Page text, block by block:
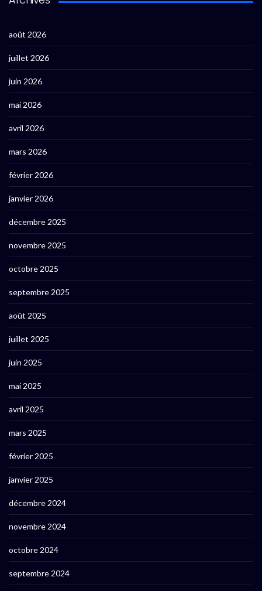
août 2026
juillet 2026
juin 2026
mai 2026
avril 2026
mars 2026
février 2026
janvier 2026
décembre 2025
novembre 2025
octobre 2025
septembre 2025
août 2025
juillet 2025
juin 2025
mai 2025
avril 2025
mars 2025
février 2025
janvier 2025
décembre 2024
novembre 2024
octobre 2024
septembre 2024